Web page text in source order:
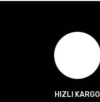
HIZLI KARGO